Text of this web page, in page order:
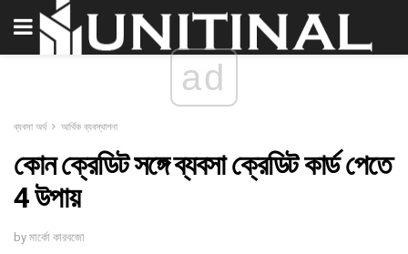
ad
ব্যবসা অর্থ আর্থিক ব্যবস্থাপনা
কোন ক্রেডিট সঙ্গে ব্যবসা ক্রেডিট কার্ড পেতে
4 উপায়
by মার্কো কারবজো